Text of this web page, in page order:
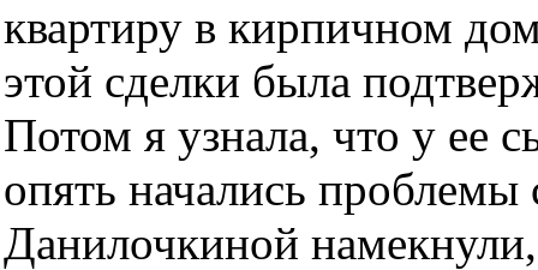
квартиру в кирпичном
этой сделки была
Потом я узнала, что у ее
опять начались проблемы
Данилочкиной